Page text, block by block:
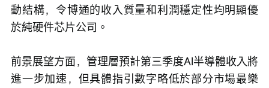
動結構，令博通的收入質量和利潤穩定性均明顯優
於純硬件芯片公司。
前景展望方面，管理層預計第三季度AI半導體收入將
進一步加速，但具體指引數字略低於部分市場最樂